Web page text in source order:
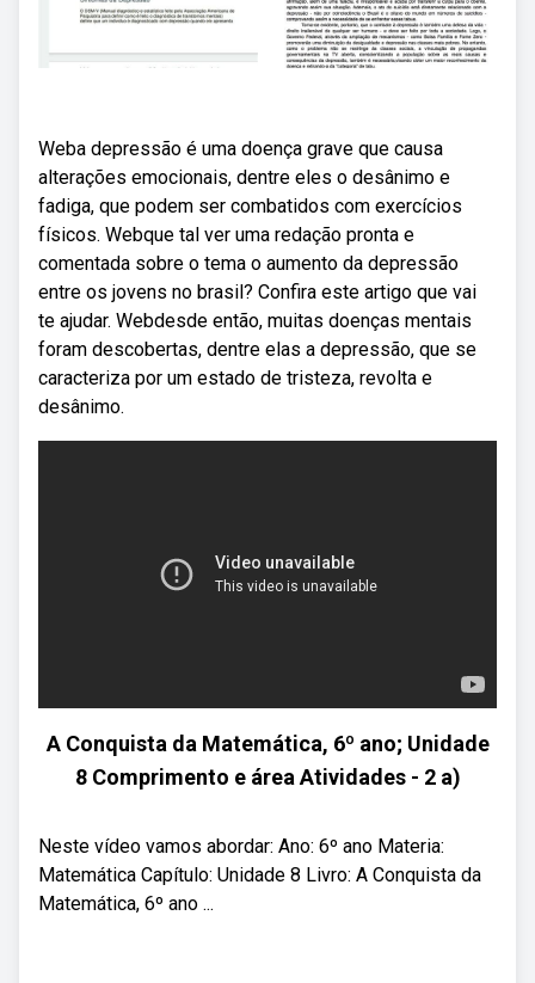
Weba depressão é uma doença grave que causa
alterações emocionais, dentre eles o desânimo e
fadiga, que podem ser combatidos com exercícios
físicos. Webque tal ver uma redação pronta e
comentada sobre o tema o aumento da depressão
entre os jovens no brasil? Confira este artigo que vai
te ajudar. Webdesde então, muitas doenças mentais
foram descobertas, dentre elas a depressão, que se
caracteriza por um estado de tristeza, revolta e
desânimo.
A Conquista da Matemática, 6º ano; Unidade
8 Comprimento e área Atividades - 2 a)
Neste vídeo vamos abordar: Ano: 6º ano Materia:
Matemática Capítulo: Unidade 8 Livro: A Conquista da
Matemática, 6º ano ...